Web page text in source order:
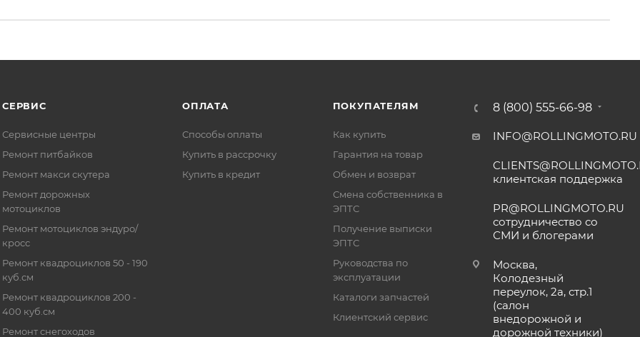
СЕРВИС
Сервисные центры
Ремонт питбайков
Ремонт макси скутера
Ремонт дорожных
мотоциклов
Ремонт мотоциклов эндуро/
кросс
Ремонт квадроциклов 50 - 190
куб.см
Ремонт квадроциклов 200 -
400 куб.см
Ремонт снегоходов
ОПЛАТА
Способы оплаты
Купить в рассрочку
Купить в кредит
ПОКУПАТЕЛЯМ
Как купить
Гарантия на товар
Обмен и возврат
Смена собственника в
ЭПТС
Получение выписки
ЭПТС
Руководства по
эксплуатации
Каталоги запчастей
Клиентский сервис
8 (800) 555-66-98
INFO@ROLLINGMOTO.RU
клиентская поддержка
PR@ROLLINGMOTO.RU
сотрудничество со
СМИ и блогерами
Москва,
Колодезный
переулок, 2а, стр.1
(салон
внедорожной и
дорожной техники)